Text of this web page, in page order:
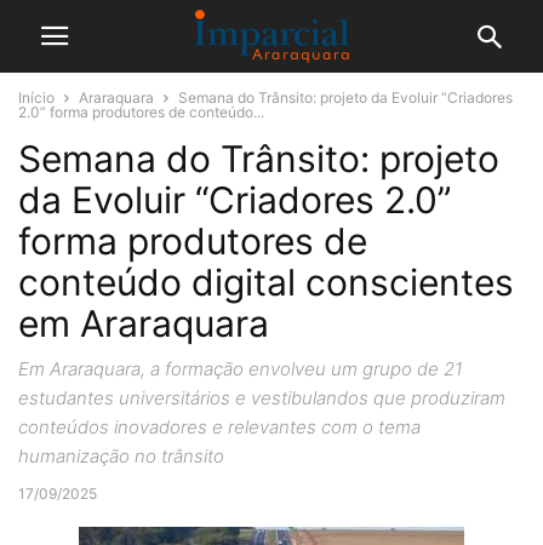
Início Araraquara
Semana do Trânsito: projeto da Evoluir “Criadores
2.0” forma produtores de conteúdo...
Semana do Trânsito: projeto
da Evoluir “Criadores 2.0”
forma produtores de
conteúdo digital conscientes
em Araraquara
Em Araraquara, a formação envolveu um grupo de 21
estudantes universitários e vestibulandos que produziram
conteúdos inovadores e relevantes com o tema
humanização no trânsito
17/09/2025